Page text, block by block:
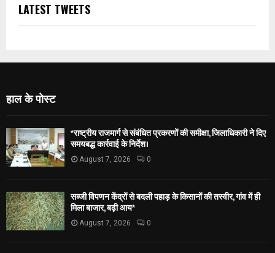
LATEST TWEETS
हाल के पोस्ट
*राष्ट्रीय राजमार्ग से संबंधित प्रकरणों की समीक्षा, जिलाधिकारी ने दिए
समयबद्ध कार्रवाई के निर्देश।
August 7, 2026 0
सब्जी विपणन केंद्रों से बदली पहाड़ के किसानों की तस्वीर, गांव में ही
मिला बाजार, बढ़ी आय*
August 7, 2026 0